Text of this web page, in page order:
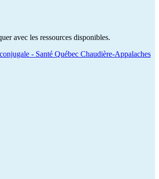
avec les ressources disponibles.
- Santé Québec Chaudière-Appalaches